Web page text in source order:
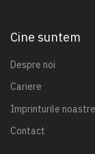
Cine suntem
Despre noi
Cariere
Imprinturile noastre
Contact